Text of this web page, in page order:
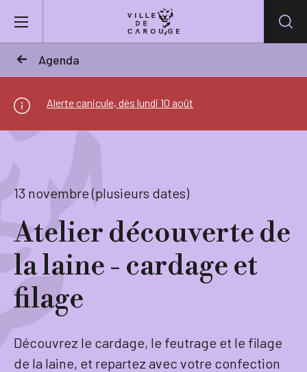
Agenda
Mairie
Actualités
Agenda
Lieux
Tourisme
Alerte canicule, dès lundi 10 août
13 novembre (plusieurs dates)
Atelier découverte de
la laine - cardage et
filage
Découvrez le cardage, le feutrage et le filage
de la laine, et repartez avec votre confection